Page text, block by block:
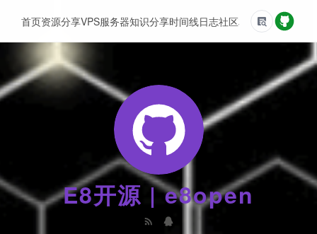
E8开源 | e8open
首页资源分享VPS服务器知识分享时间线日志社区友情链接